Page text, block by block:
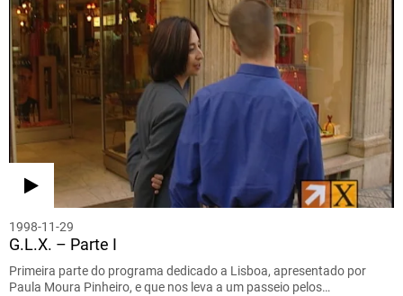
1998-11-29
G.L.X. – Parte I
Primeira parte do programa dedicado a Lisboa, apresentado por
Paula Moura Pinheiro, e que nos leva a um passeio pelos…